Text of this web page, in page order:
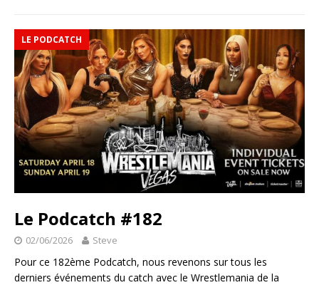
LE PODCATCH
Le Podcatch #182
02/06/2026 Steve
Pour ce 182ème Podcatch, nous revenons sur tous les
derniers événements du catch avec le Wrestlemania de la